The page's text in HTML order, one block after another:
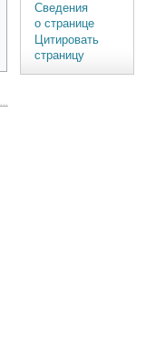
Сведения
о странице
Цитировать
страницу